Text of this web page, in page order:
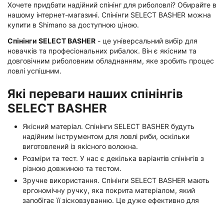
Хочете придбати надійний спінінг для риболовлі? Обирайте в
нашому інтернет-магазині. Спінінги SELECT BASHER можна
купити в Shimano за доступною ціною.
Спінінги SELECT BASHER - це універсальний вибір для
новачків та професіональних рибалок. Він є якісним та
довговічним риболовним обладнанням, яке зробить процес
ловлі успішним.
Які переваги наших спінінгів
SELECT BASHER
Якісний матеріал. Спінінги SELECT BASHER будуть
надійним інструментом для ловлі риби, оскільки
виготовлений із якісного волокна.
Розміри та тест. У нас є декілька варіантів спінінгів з
різною довжиною та тестом.
Зручне використання. Спінінги SELECT BASHER мають
ергономічну ручку, яка покрита матеріалом, який
запобігає її зісковзуванню. Це дуже ефективно для